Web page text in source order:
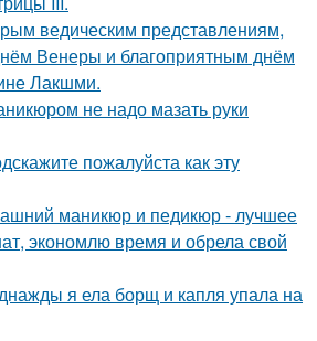
ведическим представлениям,
Венеры и благоприятным днём
Лакшми.
не надо мазать руки
пожалуйста как эту
маникюр и педикюр - лучшее
экономлю время и обрела свой
я ела борщ и капля упала на